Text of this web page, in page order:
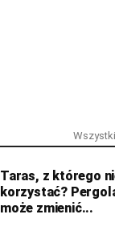
Taras, z którego
korzystać?
może zmienić...